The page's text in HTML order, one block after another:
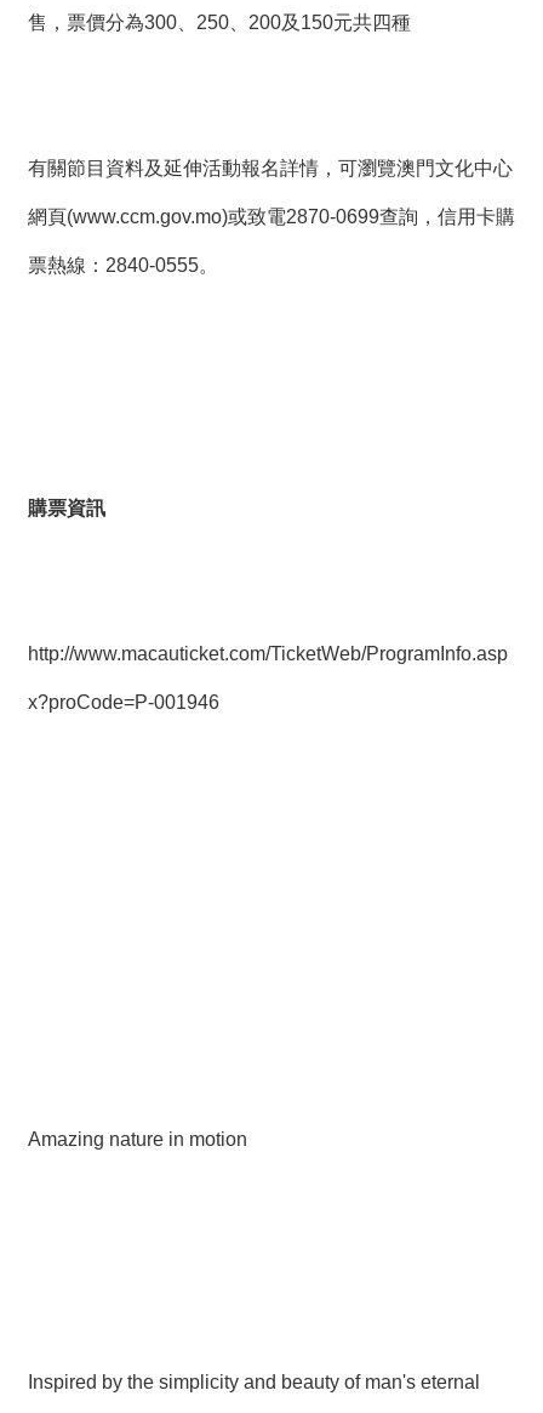
售，票價分為300、250、200及150元共四種
有關節目資料及延伸活動報名詳情，可瀏覽澳門文化中心
網頁(www.ccm.gov.mo)或致電2870-0699查詢，信用卡購
票熱線：2840-0555。
購票資訊
http://www.macauticket.com/TicketWeb/ProgramInfo.asp
x?proCode=P-001946
Amazing nature in motion
Inspired by the simplicity and beauty of man's eternal